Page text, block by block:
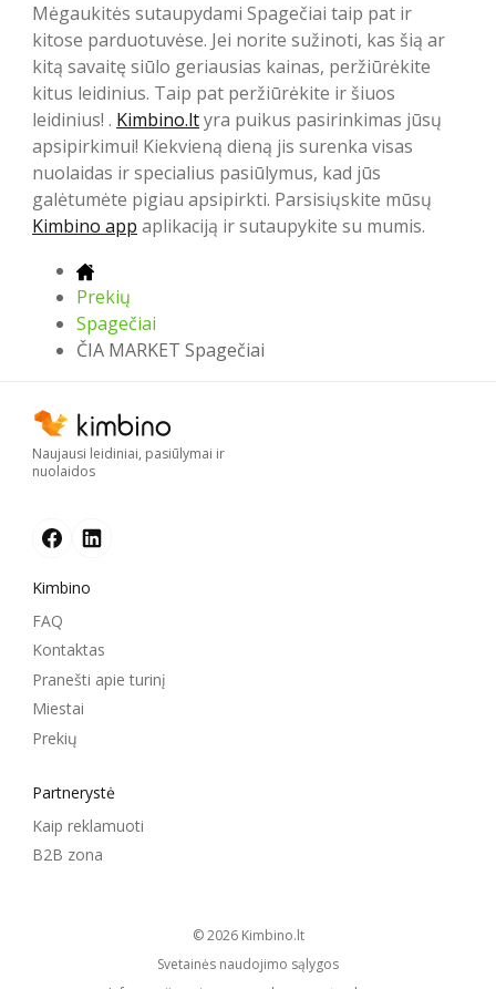
Mėgaukitės sutaupydami Spagečiai taip pat ir
kitose parduotuvėse. Jei norite sužinoti, kas šią ar
kitą savaitę siūlo geriausias kainas, peržiūrėkite
kitus leidinius. Taip pat peržiūrėkite ir šiuos
leidinius! . Kimbino.ltyra puikus pasirinkimas jūsų
apsipirkimui! Kiekvieną dieną jis surenka visas
nuolaidas ir specialius pasiūlymus, kad jūs
galėtumėte pigiau apsipirkti. Parsisiųskite mūsų
Kimbino app aplikaciją ir sutaupykite su mumis.
Prekių
Spagečiai
ČIA MARKET Spagečiai
Naujausi leidiniai, pasiūlymai ir
nuolaidos
Kimbino
FAQ
Kontaktas
Pranešti apie turinį
Miestai
Prekių
Partnerystė
Kaip reklamuoti
B2B zona
© 2026 kimbino.lt
Svetainės naudojimo sąlygos